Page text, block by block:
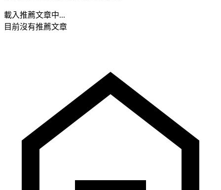
載入推薦文章中...
目前沒有推薦文章